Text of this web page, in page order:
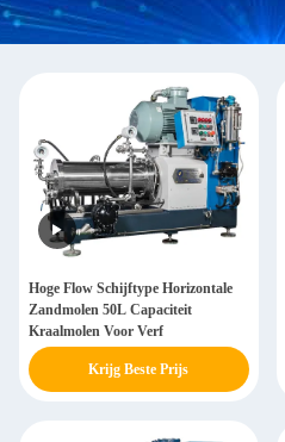
Hoge Flow Schijftype Horizontale
Zandmolen 50L Capaciteit
Kraalmolen Voor Verf
Krijg Beste Prijs